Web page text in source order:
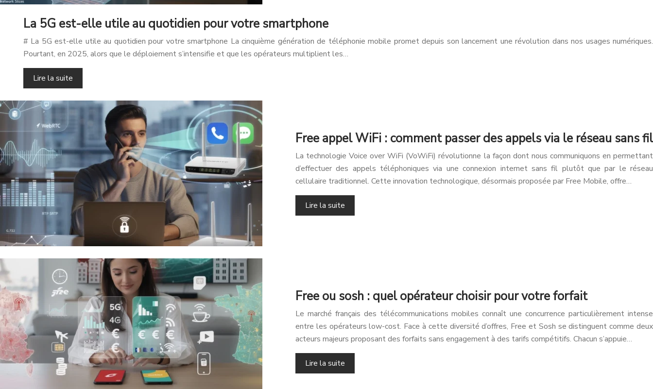
La 5G est-elle utile au quotidien pour votre smartphone
# La 5G est-elle utile au quotidien pour votre smartphone La cinquième génération de téléphonie mobile promet depuis son lancement une révolution dans nos usages numériques.
Pourtant, en 2025, alors que le déploiement s’intensifie et que les opérateurs multiplient les…
Lire la suite
Free appel WiFi : comment passer des appels via le réseau sans fil
La technologie Voice over WiFi (VoWiFi) révolutionne la façon dont nous communiquons en permettant
d’effectuer des appels téléphoniques via une connexion internet sans fil plutôt que par le réseau
cellulaire traditionnel. Cette innovation technologique, désormais proposée par Free Mobile, offre…
Lire la suite
Free ou sosh : quel opérateur choisir pour votre forfait
Le marché français des télécommunications mobiles connaît une concurrence particulièrement intense
entre les opérateurs low-cost. Face à cette diversité d’offres, Free et Sosh se distinguent comme deux
acteurs majeurs proposant des forfaits sans engagement à des tarifs compétitifs. Chacun s’appuie…
Lire la suite